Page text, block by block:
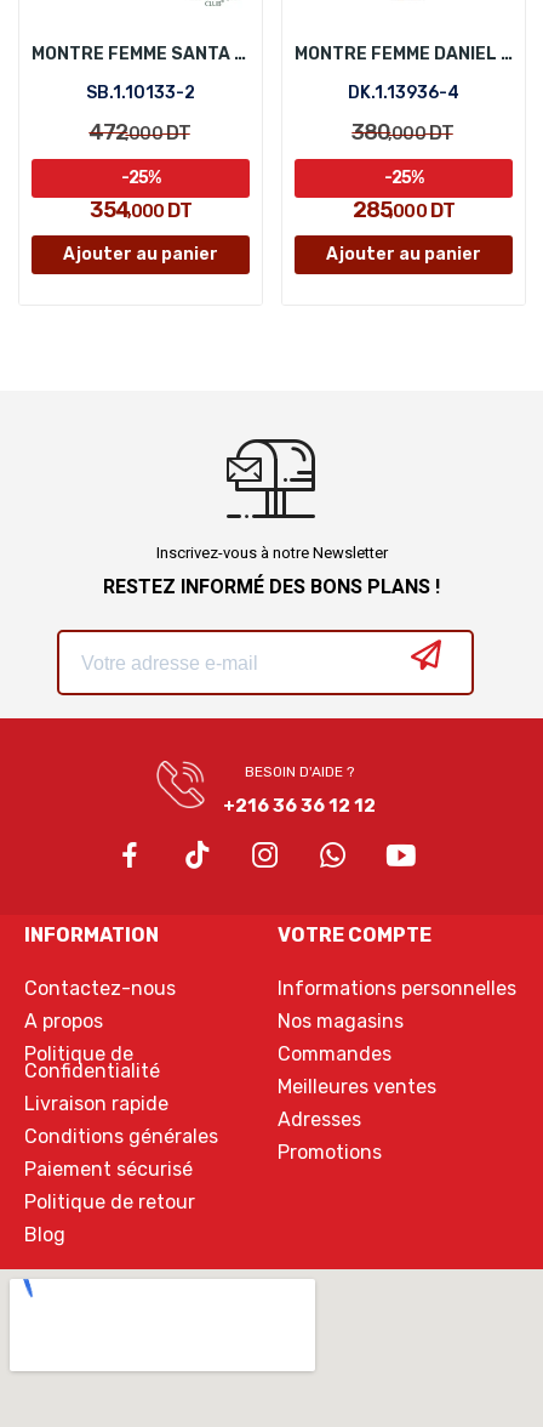
MONTRE FEMME SANTA BARBARA POLO SB.1.10133-2
SB.1.10133-2
472,000DT
354,000 DT
-25%
Ajouter au panier
MONTRE FEMME DANIEL KLEIN DK.1.13936-4
DK.1.13936-4
380,000DT
285,000DT
-25%
Ajouter au panier
Inscrivez-vous à notre Newsletter
RESTEZ INFORMÉ DES BONS PLANS !
BESOIN D'AIDE ?
+216 36 36 12 12
INFORMATION
Contactez-nous
A propos
Politique de
Confidentialité
Livraison rapide
Conditions générales
Paiement sécurisé
Politique de retour
Blog
VOTRE COMPTE
Informations personnelles
Nos magasins
Commandes
Meilleures ventes
Adresses
Promotions